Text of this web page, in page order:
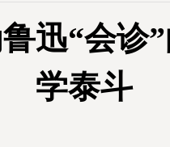
迅“会诊
学泰斗